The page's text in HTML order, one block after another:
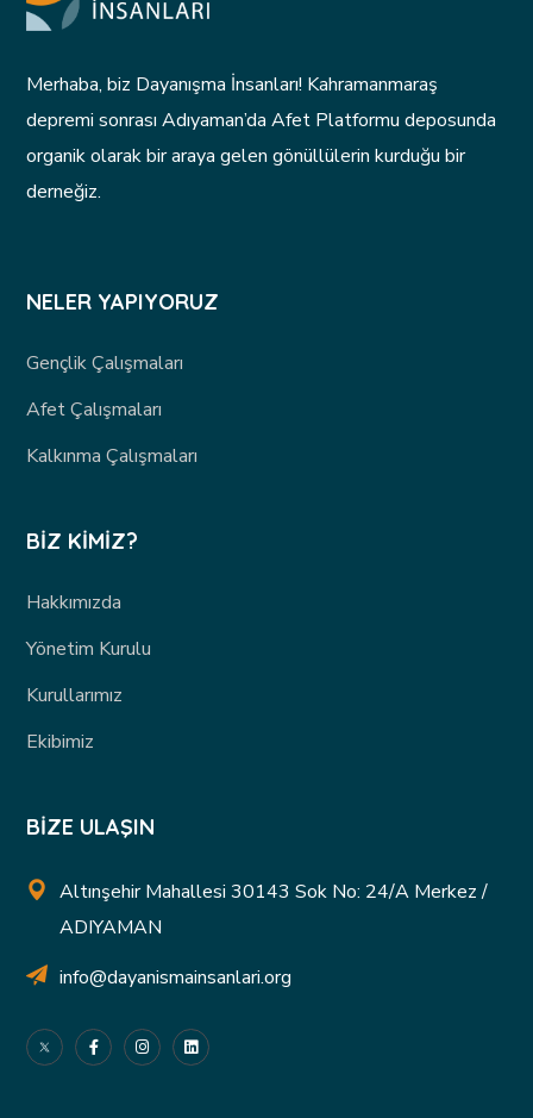
Merhaba, biz Dayanışma İnsanları! Kahramanmaraş
depremi sonrası Adıyaman’da Afet Platformu deposunda
organik olarak bir araya gelen gönüllülerin kurduğu bir
derneğiz.
NELER YAPIYORUZ
Gençlik Çalışmaları
Afet Çalışmaları
Kalkınma Çalışmaları
BIZ KIMIZ?
Hakkımızda
Yönetim Kurulu
Kurullarımız
Ekibimiz
BIZE ULAŞIN
Altınşehir Mahallesi 30143 Sok No: 24/A Merkez /
ADIYAMAN
info@dayanismainsanlari.org